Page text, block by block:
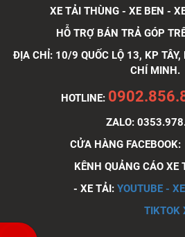
Xe tải Foton
Xe tải Foton
XE TẢI THÙNG - XE BEN -
HỖ TRỢ BÁN TRẢ GÓP
ĐỊA CHỈ: 10/9 QUỐC LỘ 13, KP TÂY,
CHÍ MINH.
HOTLINE:
ZALO:
CỬA HÀNG FACEBOOK:
KÊNH QUẢNG CÁO XE
- XE TẢI: YOUTUBE -
TIKTOK